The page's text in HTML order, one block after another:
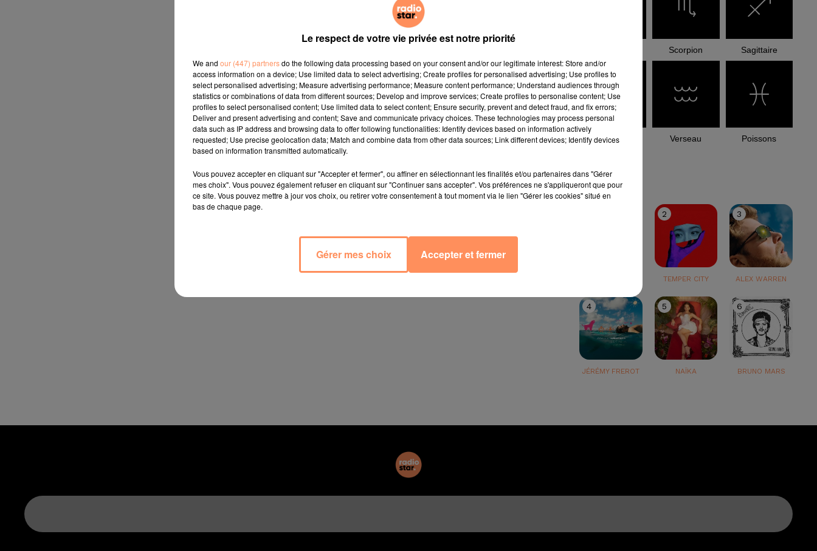
Scorpion Sagittaire
Capricorne Verseau Poissons
le top
2
TEMPER CITY
3
ALEX WARREN
4
JÉRÉMY FREROT
5
NAÏKA
6
BRUNO MARS
Le respect de votre vie privée est notre priorité
We and our (447) partnersdo the following data processing based on your consent and/or our legitimate interest: Store and/or
access information on a device; Use limited data to select advertising; Create profiles for personalised advertising; Use profiles to
select personalised advertising; Measure advertising performance; Measure content performance; Understand audiences through
statistics or combinations of data from different sources; Develop and improve services; Create profiles to personalise content; Use
profiles to select personalised content; Use limited data to select content; Ensure security, prevent and detect fraud, and fix errors;
Deliver and present advertising and content; Save and communicate privacy choices. These technologies may process personal
data such as IP address and browsing data to offer following functionalities: Identify devices based on information actively
requested; Use precise geolocation data; Match and combine data from other data sources; Link different devices; Identify devices
based on information transmitted automatically.
Vous pouvez accepter en cliquant sur "Accepter et fermer", ou affiner en sélectionnant les finalités et/ou partenaires dans "Gérer
mes choix". Vous pouvez également refuser en cliquant sur "Continuer sans accepter". Vos préférences ne s'appliqueront que pour
ce site. Vous pouvez mettre à jour vos choix, ou retirer votre consentement à tout moment via le lien "Gérer les cookies" situé en
bas de chaque page.
Gérer mes choix Accepter et fermer